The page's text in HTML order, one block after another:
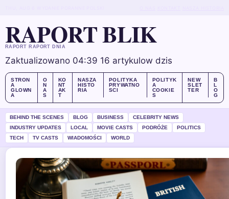
RAPORT BLIK
RAPORT RAPORT DNIA
Zaktualizowano 04:39 16 artykulow dzis
STRON
A
GLOWN
A
O
N
A
S
KO
NT
AK
T
NASZA
HISTO
RIA
POLITYKA
PRYWATNO
SCI
POLITYK
A
COOKIE
S
NEW
SLET
TER
B
L
O
G
BEHIND THE SCENES BLOG BUSINESS
CELEBRITY NEWS
INDUSTRY UPDATES
LOCAL MOVIE CASTS PODRÓŻE
POLITICS
TECH
TV CASTS WIADOMOŚCI WORLD